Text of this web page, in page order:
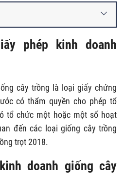
phép kinh doanh
cây trồng là loại giấy chứng
có thẩm quyền cho phép tổ
tổ chức một hoặc một số hoạt
đến các loại giống cây trồng
trọt 2018.
doanh giống cây